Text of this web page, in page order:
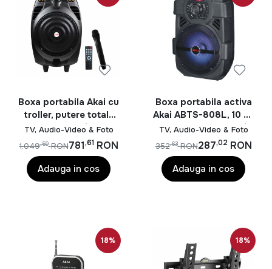
Boxa portabila Akai cu
troller, putere totala
50W, autonomie 2-3h
la volum maxim, timp de
USB & SD card, raza de
functionare de pana la
inclusa, negru
TV, Audio-Video & Foto
781,61 RON
1.049,59 RON
Adauga in cos
Boxa portabila activa
Akai ABTS-808L, 10 W,
Bluetooth, USB, Aux in,
radio FM, digital
microfon
TV, Audio-Video & Foto
287,02 RON
352,63 RON
Adauga in cos
18% 18%